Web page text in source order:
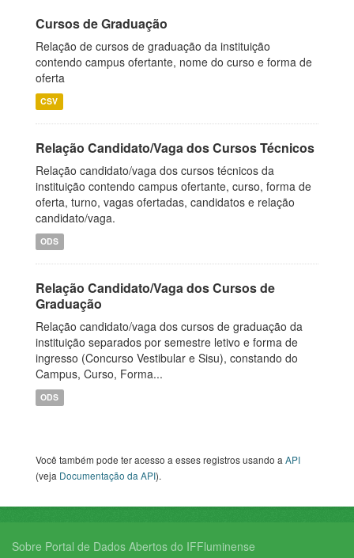
Cursos de Graduação
Relação de cursos de graduação da instituição
contendo campus ofertante, nome do curso e forma de
oferta
CSV
Relação Candidato/Vaga dos Cursos Técnicos
Relação candidato/vaga dos cursos técnicos da
instituição contendo campus ofertante, curso, forma de
oferta, turno, vagas ofertadas, candidatos e relação
candidato/vaga.
ODS
Relação Candidato/Vaga dos Cursos de
Graduação
Relação candidato/vaga dos cursos de graduação da
instituição separados por semestre letivo e forma de
ingresso (Concurso Vestibular e Sisu), constando do
Campus, Curso, Forma...
ODS
Você também pode ter acesso a esses registros usando aAPI
(veja Documentação da API).
Sobre Portal de Dados Abertos do IFFluminense